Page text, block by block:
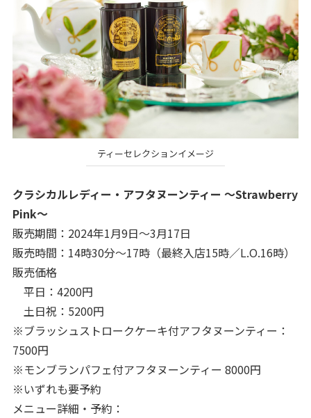
ティーセレクションイメージ
クラシカルレディー・アフタヌーンティー ～Strawberry
Pink～
販売期間：2024年1月9日～3月17日
販売時間：14時30分～17時（最終入店15時／L.O.16時）
販売価格
平日：4200円
土日祝：5200円
※ブラッシュストロークケーキ付アフタヌーンティー：
7500円
※モンブランパフェ付アフタヌーンティー 8000円
※いずれも要予約
メニュー詳細・予約：